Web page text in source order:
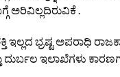
ಅರಿವಿಲ್ಲದಿರುವಿಕೆ .
ಇಲ್ಲದ ಭ್ರಷ್ಟ ಅಪರಾಧಿ
ದುರ್ಬಲ ಇಲಾಖೆಗಳು